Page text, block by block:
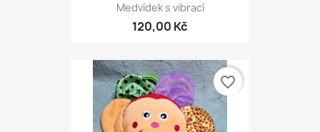
Medvídek s vibrací
120,00 Kč
favorite_border